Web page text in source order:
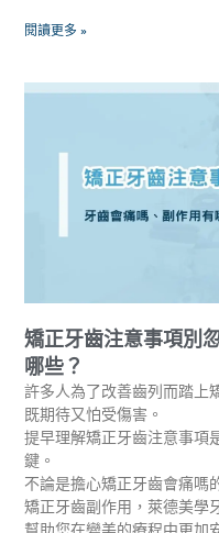
閱讀更多 »
矯正牙齒注意事項別
哪些？
許多人為了改善齒列而踏上
既期待又怕受傷害。
提早理解矯正牙齒注意事項
鍵。
不論是擔心矯正牙齒會痛嗎
矯正牙齒副作用，萊德美學